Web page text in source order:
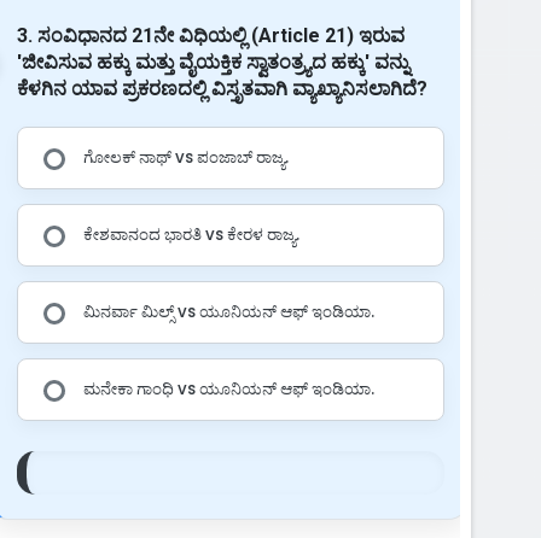
3. ಸಂವಿಧಾನದ 21ನೇ ವಿಧಿಯಲ್ಲಿ (Article 21) ಇರುವ
'ಜೀವಿಸುವ ಹಕ್ಕು ಮತ್ತು ವೈಯಕ್ತಿಕ ಸ್ವಾತಂತ್ರ್ಯದ ಹಕ್ಕು' ವನ್ನು
ಕೆಳಗಿನ ಯಾವ ಪ್ರಕರಣದಲ್ಲಿ ವಿಸ್ತೃತವಾಗಿ ವ್ಯಾಖ್ಯಾನಿಸಲಾಗಿದೆ?
ಗೋಲಕ್ ನಾಥ್ vs ಪಂಜಾಬ್ ರಾಜ್ಯ.
ಕೇಶವಾನಂದ ಭಾರತಿ vs ಕೇರಳ ರಾಜ್ಯ.
ಮಿನರ್ವಾ ಮಿಲ್ಸ್ vs ಯೂನಿಯನ್ ಆಫ್ ಇಂಡಿಯಾ.
ಮನೇಕಾ ಗಾಂಧಿ vs ಯೂನಿಯನ್ ಆಫ್ ಇಂಡಿಯಾ.